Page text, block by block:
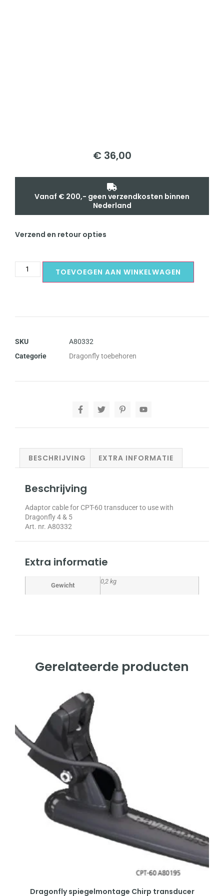
€36,00
Vanaf € 200,- geen verzendkosten binnen
Nederland
Verzend en retour opties
TOEVOEGEN AAN WINKELWAGEN
SKU
A80332
Categorie
Dragonfly toebehoren
BESCHRIJVING EXTRA INFORMATIE
Beschrijving
Adaptor cable for CPT-60 transducer to use with
Dragonfly 4 & 5
Art. nr. A80332
Extra informatie
Gewicht
0,2 kg
Gerelateerde producten
Dragonfly spiegelmontage Chirp transducer